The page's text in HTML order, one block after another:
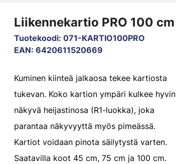
Liikennekartio PRO 100 cm
Tuotekoodi: 071-KARTIO100PRO
EAN: 6420611520669
Kuminen kiinteä jalkaosa tekee kartiosta
tukevan. Koko kartion ympäri kulkee hyvin
näkyvä heijastinosa (R1-luokka), joka
parantaa näkyvyyttä myös pimeässä.
Kartiot voidaan pinota säilytystä varten.
Saatavilla koot 45 cm, 75 cm ja 100 cm.